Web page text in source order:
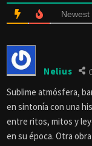
Newest
Nelius
Sublime atmósfera,
en sintonía con una
entre ritos, mitos y
en su época. Otra